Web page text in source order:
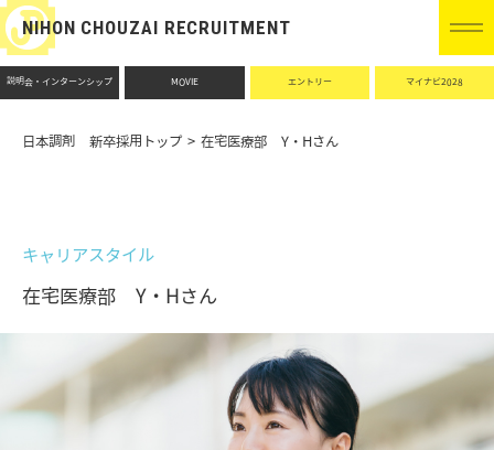
NIHON CHOUZAI RECRUITMENT
説明会・インターンシップ MOVIE エントリー マイナビ2028
日本調剤 新卒採用トップ 在宅医療部 Y・Hさん
キャリアスタイル
在宅医療部 Y・Hさん